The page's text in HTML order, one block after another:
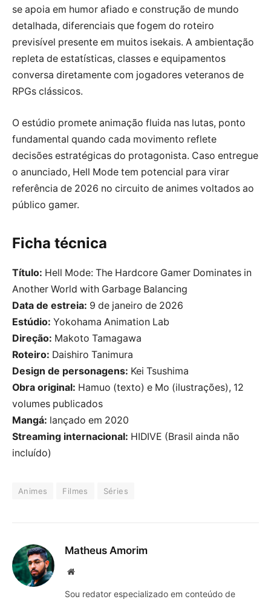
se apoia em humor afiado e construção de mundo
detalhada, diferenciais que fogem do roteiro
previsível presente em muitos isekais. A ambientação
repleta de estatísticas, classes e equipamentos
conversa diretamente com jogadores veteranos de
RPGs clássicos.
O estúdio promete animação fluida nas lutas, ponto
fundamental quando cada movimento reflete
decisões estratégicas do protagonista. Caso entregue
o anunciado, Hell Mode tem potencial para virar
referência de 2026 no circuito de animes voltados ao
público gamer.
Ficha técnica
Título: Hell Mode: The Hardcore Gamer Dominates in
Another World with Garbage Balancing
Data de estreia: 9 de janeiro de 2026
Estúdio: Yokohama Animation Lab
Direção: Makoto Tamagawa
Roteiro: Daishiro Tanimura
Design de personagens: Kei Tsushima
Obra original: Hamuo (texto) e Mo (ilustrações), 12
volumes publicados
Mangá: lançado em 2020
Streaming internacional: HIDIVE (Brasil ainda não
incluído)
Animes Filmes Séries
Matheus Amorim
Website
Sou redator especializado em conteúdo de